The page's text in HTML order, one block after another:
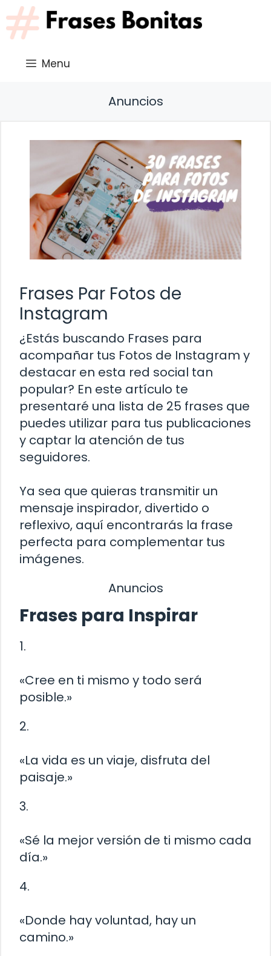
Saltar
al
contenido
Menu
Anuncios
Frases Par Fotos de
Instagram
¿Estás buscando Frases para
acompañar tus Fotos de Instagram y
destacar en esta red social tan
popular? En este artículo te
presentaré una lista de 25 frases que
puedes utilizar para tus publicaciones
y captar la atención de tus
seguidores.
Ya sea que quieras transmitir un
mensaje inspirador, divertido o
reflexivo, aquí encontrarás la frase
perfecta para complementar tus
imágenes.
Anuncios
Frases para Inspirar
1.
«Cree en ti mismo y todo será
posible.»
2.
«La vida es un viaje, disfruta del
paisaje.»
3.
«Sé la mejor versión de ti mismo cada
día.»
4.
«Donde hay voluntad, hay un
camino.»